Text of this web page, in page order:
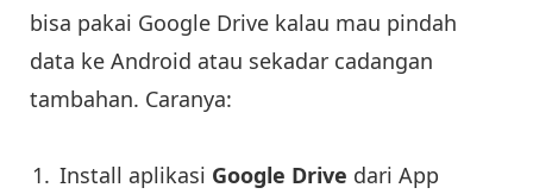
bisa pakai Google Drive kalau mau pindah
data ke Android atau sekadar cadangan
tambahan. Caranya:
Install aplikasi Google Drive dari App